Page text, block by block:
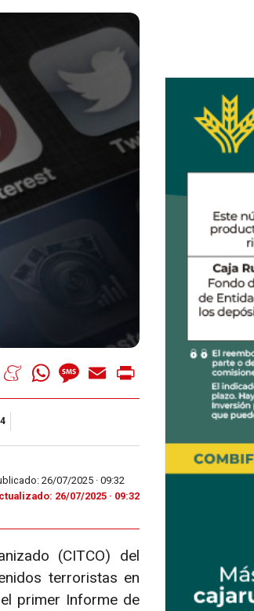
LinkedInMeneameWhatsAppMessage
Email
26/07/2025 ·09:32
26/07/2025 · 09:32
(CITCO) del
terroristas en
primer Informe de